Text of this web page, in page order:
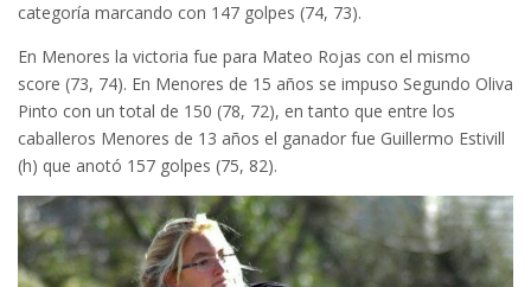
categoría marcando con 147 golpes (74, 73).
En Menores la victoria fue para Mateo Rojas con el mismo
score (73, 74). En Menores de 15 años se impuso Segundo Oliva
Pinto con un total de 150 (78, 72), en tanto que entre los
caballeros Menores de 13 años el ganador fue Guillermo Estivill
(h) que anotó 157 golpes (75, 82).